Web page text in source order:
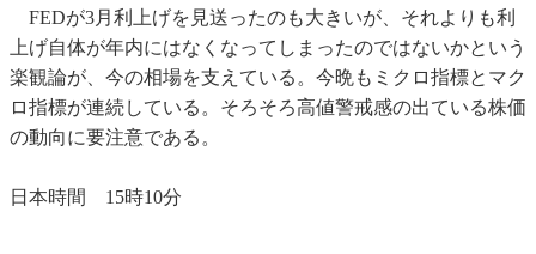
FEDが3月利上げを見送ったのも大きいが、それよりも利
上げ自体が年内にはなくなってしまったのではないかという
楽観論が、今の相場を支えている。今晩もミクロ指標とマク
ロ指標が連続している。そろそろ高値警戒感の出ている株価
の動向に要注意である。
日本時間 15時10分